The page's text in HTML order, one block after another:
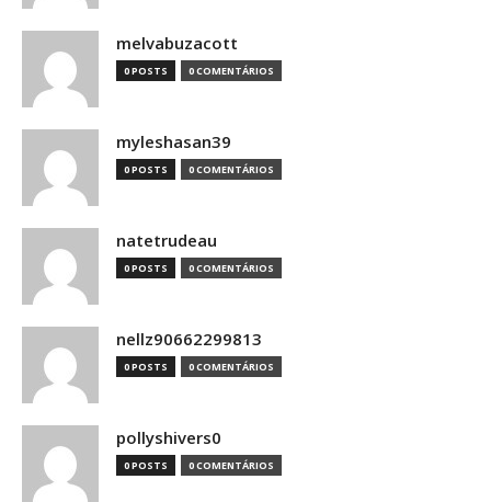
melvabuzacott
0 POSTS 0 COMENTÁRIOS
myleshasan39
0 POSTS 0 COMENTÁRIOS
natetrudeau
0 POSTS 0 COMENTÁRIOS
nellz90662299813
0 POSTS 0 COMENTÁRIOS
pollyshivers0
0 POSTS 0 COMENTÁRIOS